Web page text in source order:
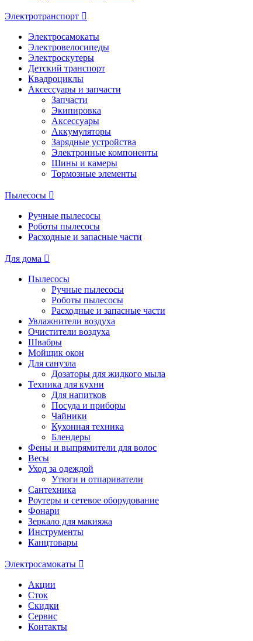
Электротранспорт
Электросамокаты
Электровелосипеды
Электроскутеры
Детский транспорт
Квадроциклы
Аксессуары и запчасти
Запчасти
Экипировка
Аксессуары
Аккумуляторы
Зарядные устройства
Электронные компоненты
Шины и камеры
Тормозные элементы
Пылесосы
Ручные пылесосы
Роботы пылесосы
Расходные и запасные части
Для дома
Пылесосы
Ручные пылесосы
Роботы пылесосы
Расходные и запасные части
Увлажнители воздуха
Очистители воздуха
Швабры
Мойщик окон
Для санузла
Дозаторы для жидкого мыла
Техника для кухни
Для напитков
Посуда и приборы
Чайники
Кухонная техника
Блендеры
Фены и выпрямители для волос
Весы
Уход за одеждой
Утюги и отпариватели
Сантехника
Роутеры и сетевое оборудование
Фонари
Зеркало для макияжа
Инструменты
Канцтовары
Электросамокаты
Акции
Сток
Скидки
Сервис
Контакты